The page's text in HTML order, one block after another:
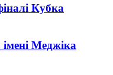
Кубка
Меджіка